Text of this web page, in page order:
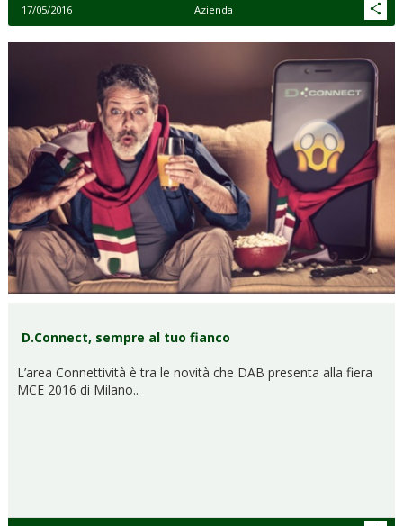
17/05/2016 Azienda
D.Connect, sempre al tuo fianco
L’area Connettività è tra le novità che DAB presenta alla fiera
MCE 2016 di Milano..